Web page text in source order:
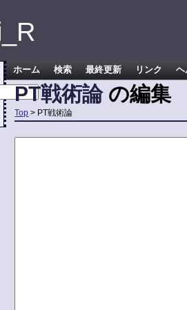
ホーム 検索 最終更新 リンク ヘ
PT戦術論の編集
Top > PT戦術論